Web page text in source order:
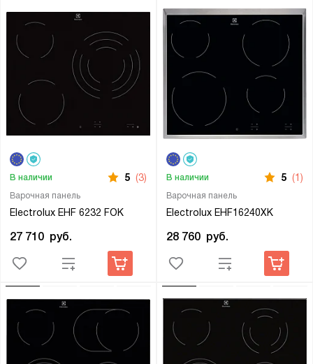
Варочная панель
Electrolux EHF 6232 FOK
В наличии 5 (3)
27 710 руб.
Варочная панель
Electrolux EHF16240XK
В наличии 5 (1)
28 760 руб.